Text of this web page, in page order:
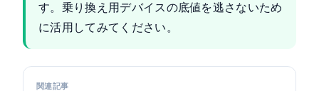
す。乗り換え用デバイスの底値を逃さないため
に活用してみてください。
関連記事